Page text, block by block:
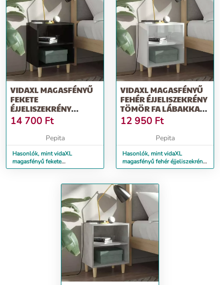
VIDAXL MAGASFÉNYŰ
FEKETE
ÉJJELISZEKRÉNY
TÖMÖR FA LÁBAKKAL
40X30X50CM
14 700 Ft
Pepita
Hasonlók, mint vidaXL
magasfényű fekete
éjjeliszekrény tömör fa lábakkal
VIDAXL MAGASFÉNYŰ
FEHÉR ÉJJELISZEKRÉNY
TÖMÖR FA LÁBAKKAL
40X30X50CM
12 950 Ft
Pepita
Hasonlók, mint vidaXL
magasfényű fehér éjjeliszekrény
tömör fa lábakkal 40x30x50cm